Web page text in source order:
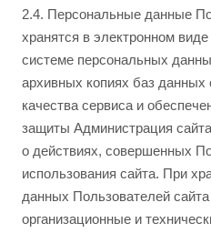
2.4. Персональные данные
хранятся в электронном
системе персональных
архивных копиях баз
качества сервиса и
защиты Администрация
о действиях, совершенных
использования сайта. При
данных Пользователей
организационные и